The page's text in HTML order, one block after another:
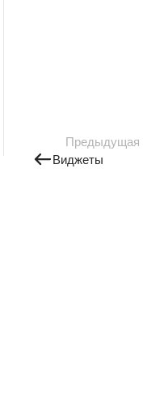
Предыдущая
Виджеты